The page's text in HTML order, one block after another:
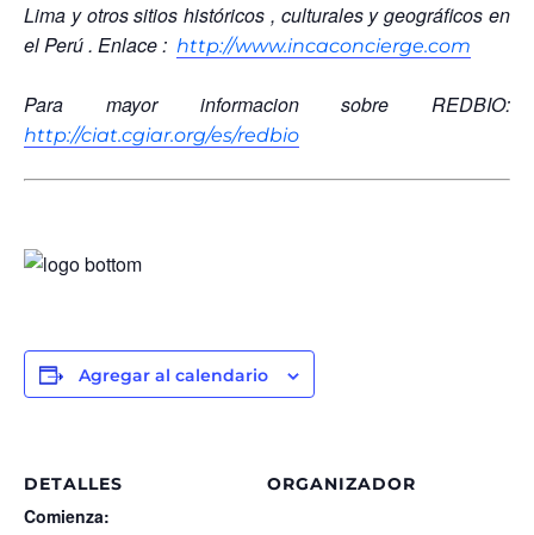
Lima y otros sitios históricos , culturales y geográficos en
el Perú . Enlace : http://www.incaconcierge.com
Para mayor informacion sobre REDBIO:
http://ciat.cgiar.org/es/redbio
Agregar al calendario
DETALLES
Comienza:
ORGANIZADOR